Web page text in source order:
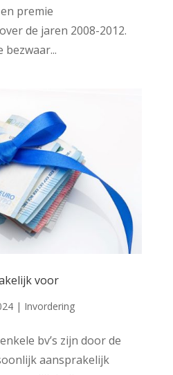
premie
de jaren 2008-2012.
voor
| Invordering
bv’s zijn door de
aansprakelijk